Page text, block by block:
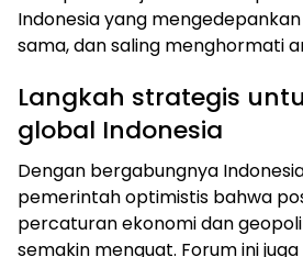
Indonesia yang
sama, dan saling menghormati
Langkah strategis
global Indonesia
Dengan bergabungnya
pemerintah optimistis bahwa
percaturan ekonomi dan
semakin menguat. Forum ini